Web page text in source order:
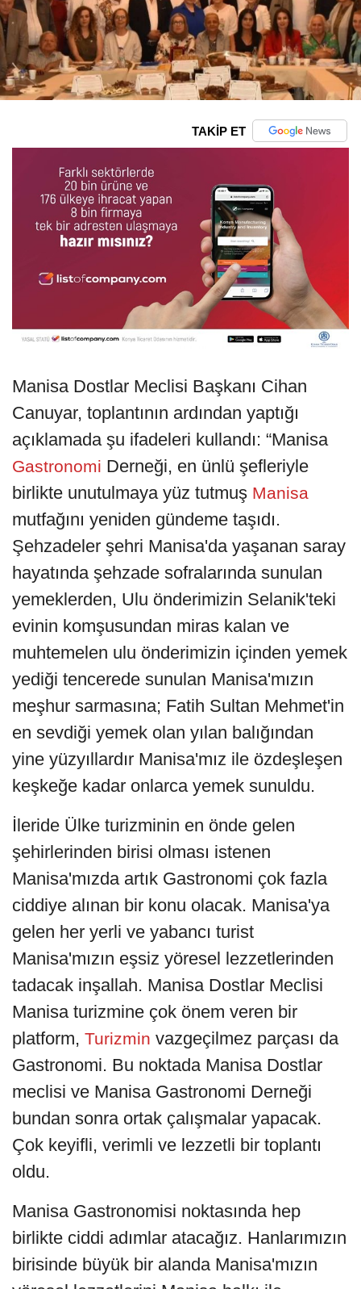
TAKİP ET
Manisa Dostlar Meclisi Başkanı Cihan
Canuyar, toplantının ardından yaptığı
açıklamada şu ifadeleri kullandı: “Manisa
Gastronomi Derneği, en ünlü şefleriyle
birlikte unutulmaya yüz tutmuş Manisa
mutfağını yeniden gündeme taşıdı.
Şehzadeler şehri Manisa'da yaşanan saray
hayatında şehzade sofralarında sunulan
yemeklerden, Ulu önderimizin Selanik'teki
evinin komşusundan miras kalan ve
muhtemelen ulu önderimizin içinden yemek
yediği tencerede sunulan Manisa'mızın
meşhur sarmasına; Fatih Sultan Mehmet'in
en sevdiği yemek olan yılan balığından
yine yüzyıllardır Manisa'mız ile özdeşleşen
keşkeğe kadar onlarca yemek sunuldu.
İleride Ülke turizminin en önde gelen
şehirlerinden birisi olması istenen
Manisa'mızda artık Gastronomi çok fazla
ciddiye alınan bir konu olacak. Manisa'ya
gelen her yerli ve yabancı turist
Manisa'mızın eşsiz yöresel lezzetlerinden
tadacak inşallah. Manisa Dostlar Meclisi
Manisa turizmine çok önem veren bir
platform, Turizmin vazgeçilmez parçası da
Gastronomi. Bu noktada Manisa Dostlar
meclisi ve Manisa Gastronomi Derneği
bundan sonra ortak çalışmalar yapacak.
Çok keyifli, verimli ve lezzetli bir toplantı
oldu.
Manisa Gastronomisi noktasında hep
birlikte ciddi adımlar atacağız. Hanlarımızın
birisinde büyük bir alanda Manisa'mızın